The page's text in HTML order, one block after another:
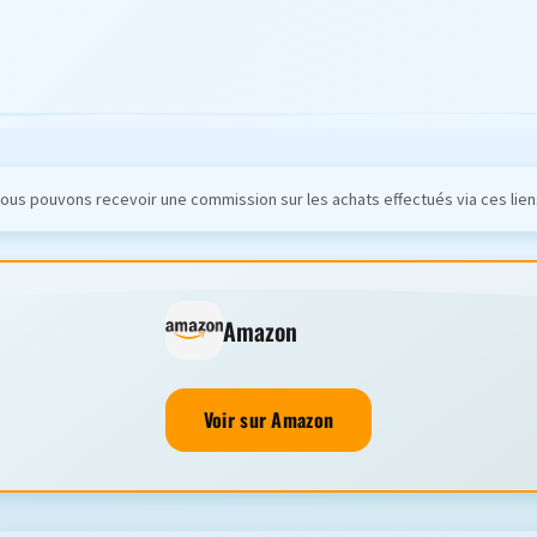
pouvons recevoir une commission sur les achats effectués via ces
Amazon
Voir sur Amazon